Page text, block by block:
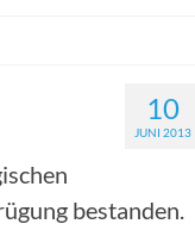
10
JUNI 2013
bestanden.